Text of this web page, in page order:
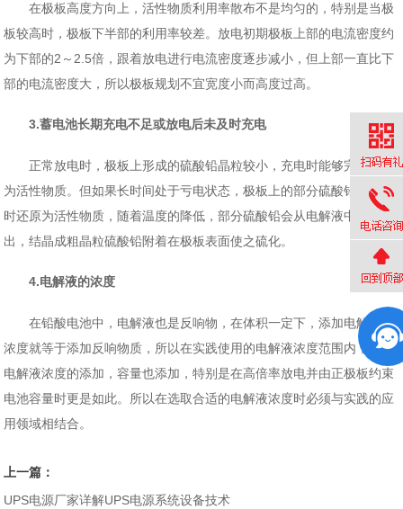
在极板高度方向上，活性物质利用率散布不是均匀的，特别是当极
板较高时，极板下半部的利用率较差。放电初期极板上部的电流密度约
为下部的2～2.5倍，跟着放电进行电流密度逐步减小，但上部一直比下
部的电流密度大，所以极板规划不宜宽度小而高度过高。
3.蓄电池长期充电不足或放电后未及时充电
正常放电时，极板上形成的硫酸铅晶粒较小，充电时能够完全转化
为活性物质。但如果长时间处于亏电状态，极板上的部分硫酸铅不能及
时还原为活性物质，随着温度的降低，部分硫酸铅会从电解液中饱和析
出，结晶成粗晶粒硫酸铅附着在极板表面使之硫化。
4.电解液的浓度
在铅酸电池中，电解液也是反响物，在体积一定下，添加电解液的
浓度就等于添加反响物质，所以在实践使用的电解液浓度范围内，跟着
电解液浓度的添加，容量也添加，特别是在高倍率放电并由正极板约束
电池容量时更是如此。所以在选取合适的电解液浓度时必须与实践的应
用领域相结合。
上一篇：
UPS电源厂家详解UPS电源系统设备技术